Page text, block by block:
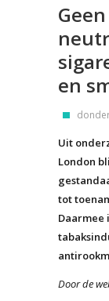
en
Uit
London
tot
Daarmee
Door de